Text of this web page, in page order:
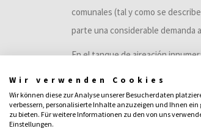
comunales (tal y como se
parte una considerable demanda
En el tanque de aireación
pluricelulares, protozoos, etc.),
tóxicas biológicas y las
minerales y gases. Para
que debe proporcionarse
Wir verwenden Cookies
Wir können diese zur Analyse unserer Besucherdaten
verbessern, personalisierte Inhalte anzuzeigen und Ihnen ein
zu bieten. Für weitere Informationen zu den von uns
Einstellungen.